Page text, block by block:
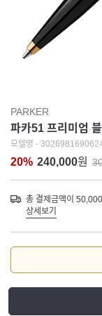
PARKER
파카51 프리미엄
모델명 -
20% 240,000원
총 결제금액이
상세보기